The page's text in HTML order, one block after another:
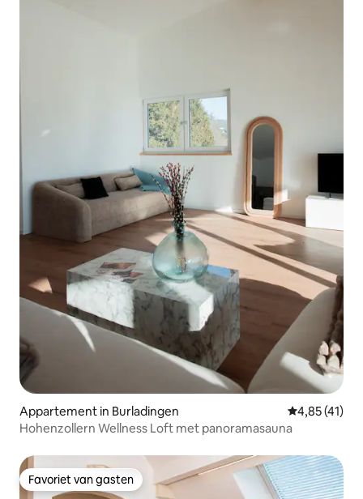
Appartement in Burladingen Gemiddelde
4,85 (41)
Hohenzollern Wellness Loft met panoramasauna
Favoriet van gasten
Favoriet van gasten